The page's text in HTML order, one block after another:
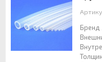
Бренд